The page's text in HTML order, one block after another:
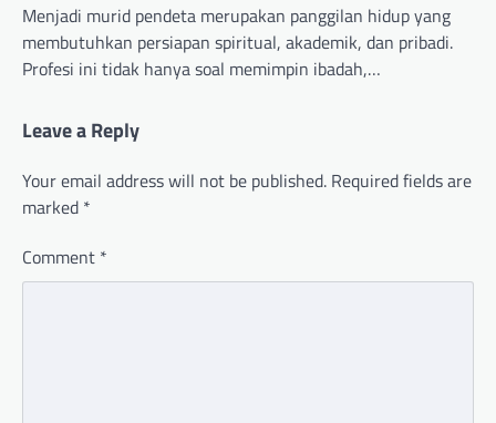
Menjadi murid pendeta merupakan panggilan hidup yang
membutuhkan persiapan spiritual, akademik, dan pribadi.
Profesi ini tidak hanya soal memimpin ibadah,…
Leave a Reply
Your email address will not be published. Required fields are
marked *
Comment *